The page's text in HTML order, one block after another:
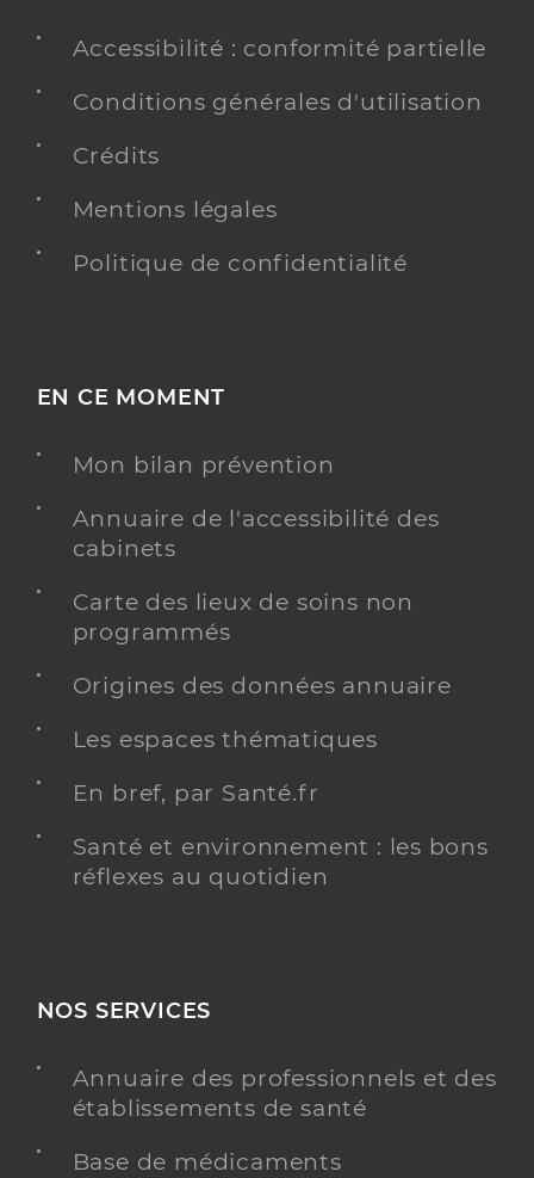
Accessibilité : conformité partielle
Conditions générales d'utilisation
Crédits
Mentions légales
Politique de confidentialité
EN CE MOMENT
Mon bilan prévention
Annuaire de l'accessibilité des
cabinets
Carte des lieux de soins non
programmés
Origines des données annuaire
Les espaces thématiques
En bref, par Santé.fr
Santé et environnement : les bons
réflexes au quotidien
NOS SERVICES
Annuaire des professionnels et des
établissements de santé
Base de médicaments